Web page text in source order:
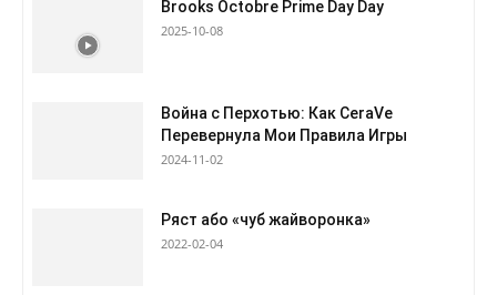
Brooks Octobre Prime Day Day
2025-10-08
Война с Перхотью: Как CeraVe
Перевернула Мои Правила Игры
2024-11-02
Ряст або «чуб жайворонка»
2022-02-04